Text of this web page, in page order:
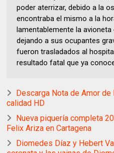
poder aterrizar, debido a la
encontraba el mismo a la
lamentablemente la
dejando a sus ocupantes
fueron trasladados al
resultado fatal que ya
Descarga Nota de Amor
calidad HD
Nueva piquería completa
Felix Ariza en Cartagena
Diomedes Díaz y Hebert